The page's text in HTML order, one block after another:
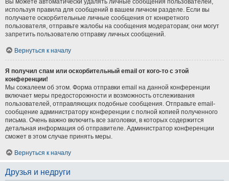
используя правила для сообщений в вашем личном разделе. Если вы
получаете оскорбительные личные сообщения от конкретного
пользователя, отправьте жалобы на сообщения модераторам; они могут
запретить пользователю отправку личных сообщений.
Вернуться к началу
Я получил спам или оскорбительный email от кого-то с этой
конференции!
Мы сожалеем об этом. Форма отправки email на данной конференции
включает меры предосторожности и возможность отслеживания
пользователей, отправляющих подобные сообщения. Отправьте email-
сообщение администратору конференции с полной копией полученного
письма. Очень важно включить все заголовки, в которых содержится
детальная информация об отправителе. Администратор конференции
сможет в этом случае принять меры.
Вернуться к началу
Друзья и недруги